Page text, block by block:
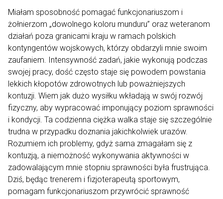
Miałam sposobność pomagać funkcjonariuszom i
żołnierzom „dowolnego koloru munduru” oraz weteranom
działań poza granicami kraju w ramach polskich
kontyngentów wojskowych, którzy obdarzyli mnie swoim
zaufaniem. Intensywność zadań, jakie wykonują podczas
swojej pracy, dość często staje się powodem powstania
lekkich kłopotów zdrowotnych lub poważniejszych
kontuzji. Wiem jak dużo wysiłku wkładają w swój rozwój
fizyczny, aby wypracować imponujący poziom sprawności
i kondycji. Ta codzienna ciężka walka staje się szczególnie
trudna w przypadku doznania jakichkolwiek urazów.
Rozumiem ich problemy, gdyż sama zmagałam się z
kontuzją, a niemożność wykonywania aktywności w
zadowalającym mnie stopniu sprawności była frustrująca.
Dziś, będąc trenerem i fizjoterapeutą sportowym,
pomagam funkcjonariuszom przywrócić sprawność